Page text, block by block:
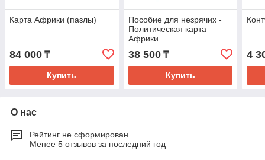
Карта Африки (пазлы)
84 000 ₸
Купить
Пособие для незрячих -
Политическая карта
Африки
38 500₸
Купить
4
О нас
Рейтинг не сформирован
Менее 5 отзывов за последний год